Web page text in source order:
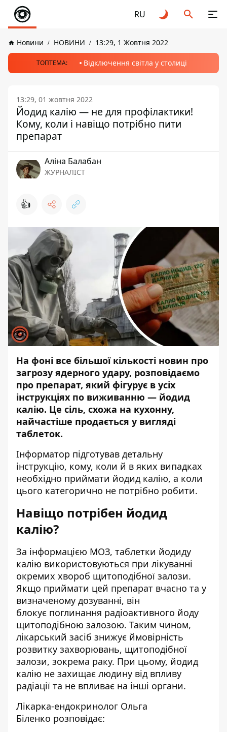
RU
Новини НОВИНИ 13:29, 1 Жовтня 2022
ТОПТЕМА: Відключення світла у столиці
13:29, 01 жовтня 2022
Йодид калію — не для профілактики!
Кому, коли і навіщо потрібно пити
препарат
Аліна Балабан
ЖУРНАЛІСТ
👍
На фоні все більшої кількості новин про
загрозу ядерного удару, розповідаємо
про препарат, який фігурує в усіх
інструкціях по виживанню — йодид
калію. Це сіль, схожа на кухонну,
найчастіше продається у вигляді
таблеток.
Інформатор підготував детальну
інструкцію, кому, коли й в яких випадках
необхідно приймати йодид калію, а коли
цього категорично не потрібно робити.
Навіщо потрібен йодид
калію?
За інформацією МОЗ, таблетки йодиду
калію використовуються при лікуванні
окремих хвороб щитоподібної залози.
Якщо приймати цей препарат вчасно та у
визначеному дозуванні, він
блокує поглинання радіоактивного йоду
щитоподібною залозою. Таким чином,
лікарський засіб знижує ймовірність
розвитку захворювань, щитоподібної
залози, зокрема раку. При цьому, йодид
калію не захищає людину від впливу
радіації та не впливає на інші органи.
Лікарка-ендокринолог Ольга
Біленко розповідає: